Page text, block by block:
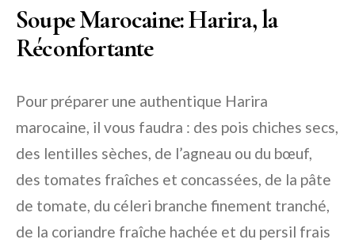
Soupe Marocaine: Harira, la
Réconfortante
Pour préparer une authentique Harira
marocaine, il vous faudra : des pois chiches secs,
des lentilles sèches, de l’agneau ou du bœuf,
des tomates fraîches et concassées, de la pâte
de tomate, du céleri branche finement tranché,
de la coriandre fraîche hachée et du persil frais